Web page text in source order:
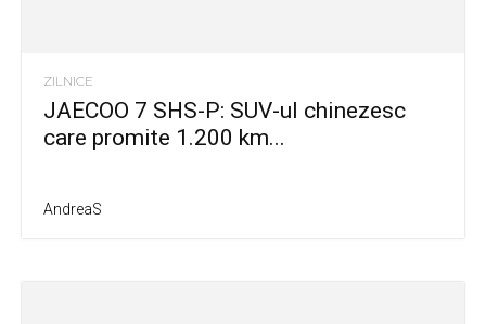
ZILNICE
JAECOO 7 SHS-P: SUV-ul chinezesc
care promite 1.200 km...
AndreaS